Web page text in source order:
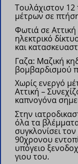
Τουλάχιστον 12
μέτρων σε
Φωτιά σε
ηλεκτρικό
και
Γαζα: Μαζική
βομβαρδισμού
Χωρίς ενεργό
Αττική –
καπνογόνα
Στην
όλα τα
συγκλονίσει
90χρονου
υπόγειο
γιου του.